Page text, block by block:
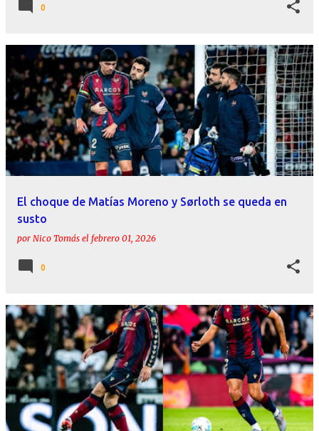
0
El choque de Matías Moreno y Sørloth se queda en
susto
por Nico Tomás el febrero 01, 2026
0